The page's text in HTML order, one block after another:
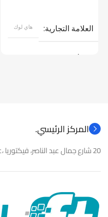
العلامة التجارية هاي لوك
موديل
المركز الرئيسي.
20 شارع جمال عبد الناصر، فيكتوريا ،على شارع عبد الناصر.